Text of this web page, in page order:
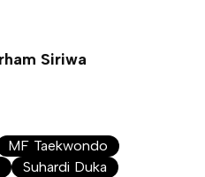
Siriwa
MF Taekwondo
Suhardi Duka